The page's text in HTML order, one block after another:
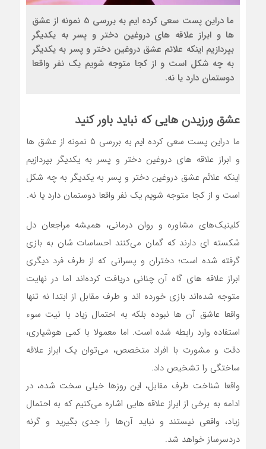
ما دراین پست سعی کرده ایم به بررسی 5 نمونه از عشق
ها و ابراز علاقه های دروغین دختر و پسر به یکدیگر
بپردازیم اینکه علائم عشق دروغین دختر و پسر به یکدیگر
به چه شکل است و از کجا متوجه شویم یک نفر واقعا
دوستمان دارد یا نه.
عشق ورزیدن هایی که نباید باور کنید
ما دراین پست سعی کرده ایم به بررسی ۵ نمونه از عشق ها
و ابراز علاقه های دروغین دختر و پسر به یکدیگر بپردازیم
اینکه علائم عشق دروغین دختر و پسر به یکدیگر به چه شکل
است و از کجا متوجه شویم یک نفر واقعا دوستمان دارد یا نه.
کلینیک‌های مشاوره و روان‌ درمانی، همیشه مراجعان دل
شکسته‌ ای دارند که گمان می‌کنند احساسات‌ شان به بازی
گرفته شده است؛ دختران و پسرانی که از طرف فرد دیگری
ابراز علاقه‌ های گاه آن‌ چنانی دریافت کرده‌اند اما در نهایت
متوجه شده‌اند بازی خورده‌ اند و طرف مقابل از ابتدا نه تنها
واقعا عاشق آن‌ ها نبوده بلکه به احتمال زیاد با نیت سوء
استفاده وارد رابطه شده است. اما معمولا با کمی هوشیاری،
دقت و مشورت با افراد متخصص، می‌توان یک ابراز علاقه
ساختگی را تشخیص داد.
واقعا شناخت طرف مقابل، این روزها خیلی سخت شده، در
ادامه به برخی از ابراز علاقه‌ هایی اشاره می‌کنیم که به احتمال
زیاد، واقعی نیستند و نباید آن‌ها را جدی بگیرید و گرنه
دردسرساز خواهد شد.